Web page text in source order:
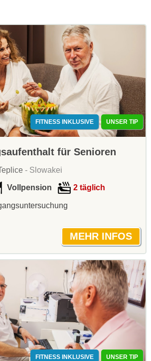
FITNESS INKLUSIVE UNSER TIP
für Senioren
- Slowakei
Vollpension 2 täglich
FITNESS INKLUSIVE UNSER TIP